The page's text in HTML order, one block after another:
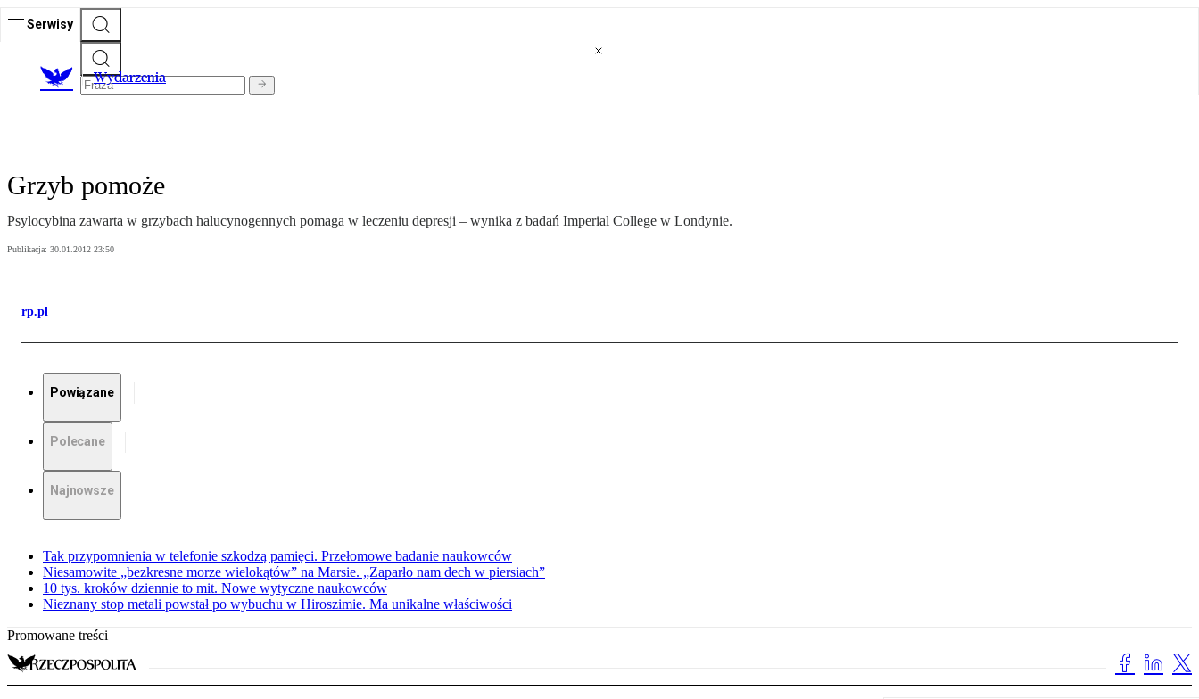
Serwisy
Wydarzenia
Grzyb pomoże
Psylocybina zawarta w grzybach halucynogennych pomaga w leczeniu depresji – wynika z badań Imperial College w Londynie.
Publikacja: 30.01.2012 23:50
rp.pl
Powiązane
Polecane
Najnowsze
Tak przypomnienia w telefonie szkodzą pamięci. Przełomowe badanie naukowców
Niesamowite „bezkresne morze wielokątów” na Marsie. „Zaparło nam dech w piersiach”
10 tys. kroków dziennie to mit. Nowe wytyczne naukowców
Nieznany stop metali powstał po wybuchu w Hiroszimie. Ma unikalne właściwości
Promowane treści